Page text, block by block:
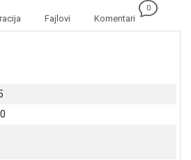
Fajlovi Komentari
0